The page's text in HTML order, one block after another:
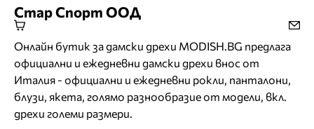
Стар Спорт ООД
Oнлайн бутик за дамски дрехи MODISH.BG предлага
официални и ежедневни дамски дрехи внос от
Италия - официални и ежедневни рокли, панталони,
блузи, якета, голямо разнообразие от модели, вкл.
дрехи големи размери.